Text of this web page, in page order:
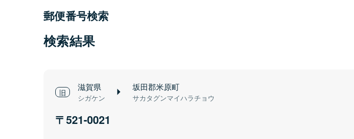
郵便番号検索
検索結果
滋賀県
シガケン
坂田郡米原町
サカタグンマイハラチョウ
521-0021